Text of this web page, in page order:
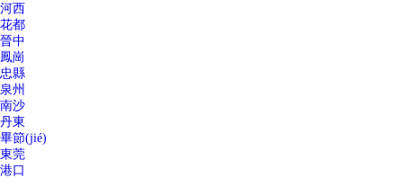
河西
花都
晉中
鳳崗
忠縣
泉州
南沙
丹東
畢節(jié)
東莞
港口